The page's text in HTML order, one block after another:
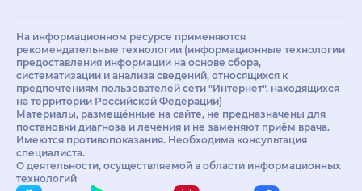
На информационном ресурсе применяются
рекомендательные технологии (информационные технологии
предоставления информации на основе сбора,
систематизации и анализа сведений, относящихся к
предпочтениям пользователей сети "Интернет", находящихся
на территории Российской Федерации)
Материалы, размещённые на сайте, не предназначены для
постановки диагноза и лечения и не заменяют приём врача.
Имеются противопоказания. Необходима консультация
специалиста.
О деятельности, осуществляемой в области информационных
технологий